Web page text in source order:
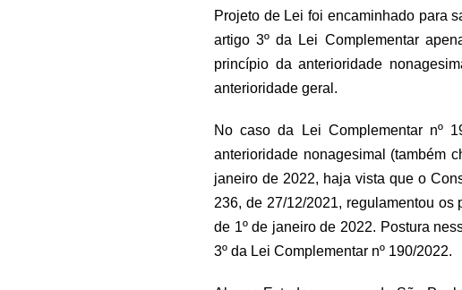
Projeto de Lei foi encaminhado para
artigo 3º da Lei Complementar
princípio da anterioridade
anterioridade geral.
No caso da Lei Complementar nº
anterioridade nonagesimal (também
janeiro de 2022, haja vista que o
236, de 27/12/2021, regulamentou
de 1º de janeiro de 2022. Postura
3º da Lei Complementar nº 190/2022.